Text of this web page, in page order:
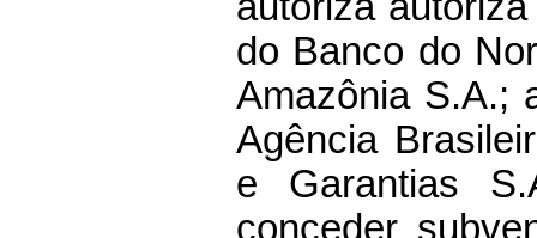
do Banco do
Amazônia S.A.;
Agência
e Garantias
conceder